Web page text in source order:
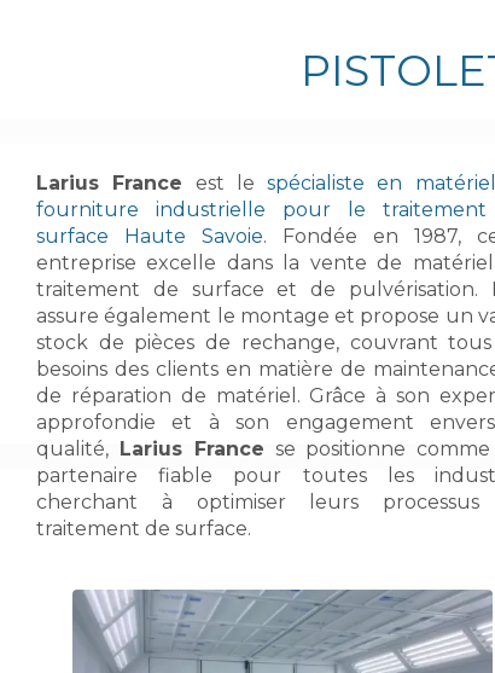
Larius France est lespécialiste en
fourniture industrielle pour le
surface Haute Savoie. Fondée en 1987,
entreprise excelle dans la vente de
traitement de surface et de pulvérisation.
assure également le montage et propose un
stock de pièces de rechange, couvrant
besoins des clients en matière de
de réparation de matériel. Grâce à son
approfondie et à son engagement
qualité,
Larius France se positionne
partenaire fiable pour toutes les
cherchant à optimiser leurs processus
traitement de surface.